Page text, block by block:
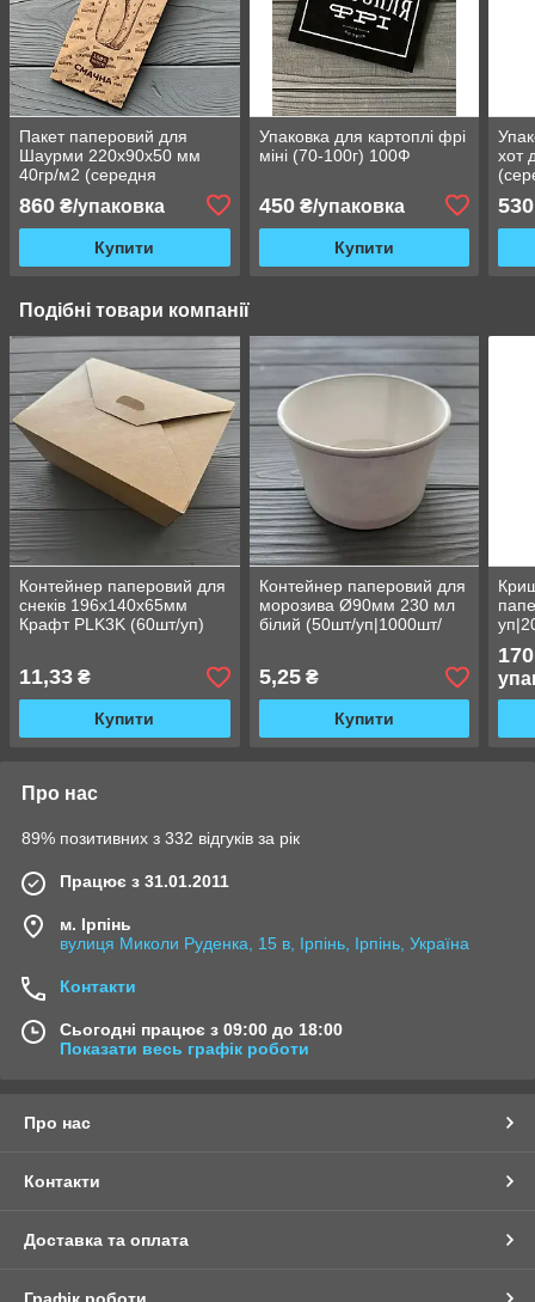
Пакет паперовий для
Шаурми 220х90х50 мм
40гр/м2 (середня
860 ₴/упаковка
Купити
Упаковка для картоплі фрі
міні (70-100г) 100Ф
450₴/упаковка
Купити
хот
530
Подібні товари компанії
Контейнер паперовий для
снеків 196х140х65мм
Крафт PLK3K (60шт/уп)
11,33 ₴
Купити
Контейнер паперовий для
морозива Ø90мм 230 мл
білий (50шт/уп|1000шт/
5,25₴
Купити
Про нас
89% позитивних з 332 відгуків за рік
Працює з 31.01.2011
м. Ірпінь
вулиця Миколи Руденка, 15 в, Ірпінь, Ірпінь, Україна
Контакти
Сьогодні працює з 09:00 до 18:00
Показати весь графік роботи
Про нас
Контакти
Доставка та оплата